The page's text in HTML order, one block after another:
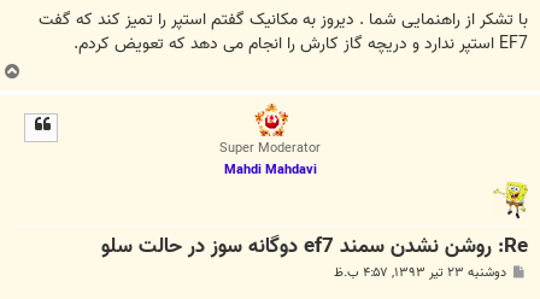
ت
با تشکر از راهنمایی شما . دیروز به مکانیک گفتم استپر را تمیز کند که گفت
EF7 استپر ندارد و دریچه گاز کارش را انجام می دهد که تعویض کردم.
ب
ا
Super Moderator
Mahdi Mahdavi
Re: روشن نشدن سمند ef7 دوگانه سوز در حالت سلو
پ دوشنبه ۲۳ تیر ۱۳۹۳, ۴:۵۷ ب.ظ